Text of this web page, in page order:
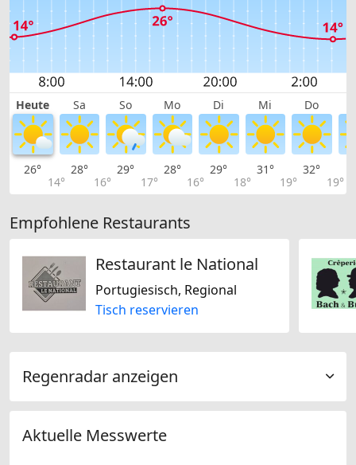
Heute Sa So Mo Di Mi Do
26°
14°
28°
16°
29°
17°
28°
16°
29°
18°
31°
19°
32°
19°
Empfohlene Restaurants
Restaurant le National
Portugiesisch, Regional
Tisch reservieren
Regenradar anzeigen
Aktuelle Messwerte